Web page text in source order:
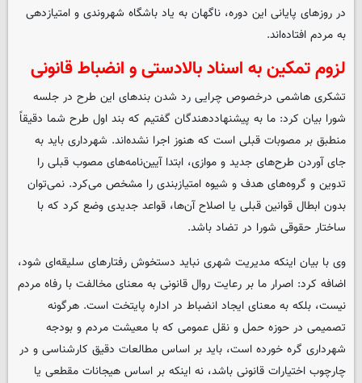
در روزهای پایانی این دوره، ناگهان به یاد باشگاه شهروندی و امتیازدهی
به مردم افتاده‌اند.
لزوم تمکین به اسناد بالادستی و انضباط قانونی
تشکری هاشمی درخصوص چرایی رد شدن بندهای این طرح در جلسه
شورا بیان کرد: ما به پیشنهاددهندگان گفتیم که بند اول طرح شما دقیقاً
منطبق بر مصوبات قبلی است که هنوز اجرا نشده‌اند. شهرداری باید به
جای آوردن طرح‌های جدید و موازی، ابتدا آیین‌نامه‌های مصوب قبلی را
تدوین و گروه‌های هدف و شیوه امتیازبندی را مشخص می‌کرد. نمی‌توان
بدون ابطال قوانین قبلی یا اصلاح آن‌ها، قواعد جدیدی وضع کرد که با
ساختار حقوقی شورا در تضاد باشد.
وی با بیان اینکه مدیریت شهری نباید دستخوش رفتارهای سلیقه‌ای شود،
اضافه کرد: اصرار ما بر رعایت روال قانونی به معنای مخالفت با رفاه مردم
نیست، بلکه به معنای ایجاد انضباط در اداره پایتخت است. هرگونه
تصمیمی در حوزه حمل و نقل عمومی که با معیشت مردم و بودجه
شهرداری گره خورده است، باید بر اساس مطالعات دقیق کارشناسی و در
چارچوب اختیارات قانونی باشد، نه اینکه بر اساس هیجانات مقطعی یا